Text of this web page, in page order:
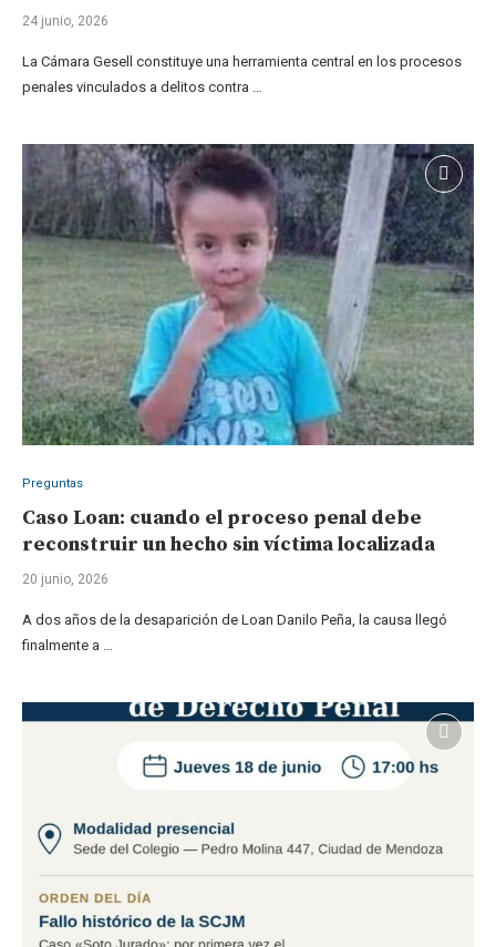
24 junio, 2026
La Cámara Gesell constituye una herramienta central en los procesos
penales vinculados a delitos contra …
Preguntas
Caso Loan: cuando el proceso penal debe
reconstruir un hecho sin víctima localizada
20 junio, 2026
A dos años de la desaparición de Loan Danilo Peña, la causa llegó
finalmente a …